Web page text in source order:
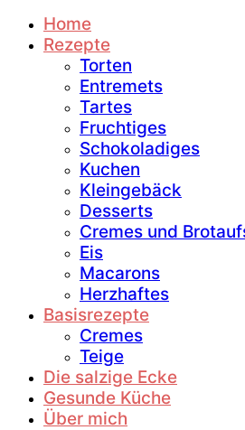
Home
Rezepte
Torten
Entremets
Tartes
Fruchtiges
Schokoladiges
Kuchen
Kleingebäck
Desserts
Cremes und
Eis
Macarons
Herzhaftes
Basisrezepte
Cremes
Teige
Die salzige Ecke
Gesunde Küche
Über mich